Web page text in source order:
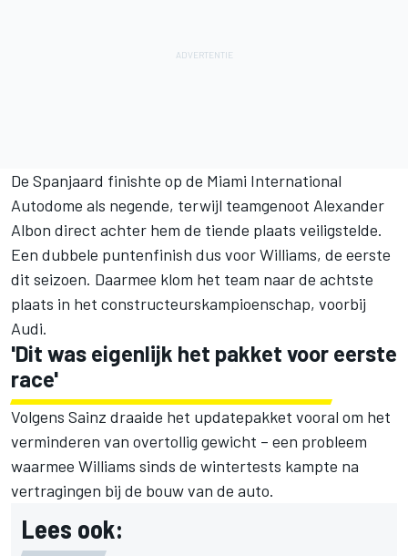
De Spanjaard finishte op de Miami International
Autodome als negende, terwijl teamgenoot Alexander
Albon direct achter hem de tiende plaats veiligstelde.
Een dubbele puntenfinish dus voor Williams, de eerste
dit seizoen. Daarmee klom het team naar de achtste
plaats in het constructeurskampioenschap, voorbij
Audi.
'Dit was eigenlijk het pakket voor eerste
race'
Volgens Sainz draaide het updatepakket vooral om het
verminderen van overtollig gewicht – een probleem
waarmee Williams sinds de wintertests kampte na
vertragingen bij de bouw van de auto.
Lees ook: